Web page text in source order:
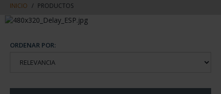
navegacin
INICIO PRODUCTOS
ORDENAR POR: